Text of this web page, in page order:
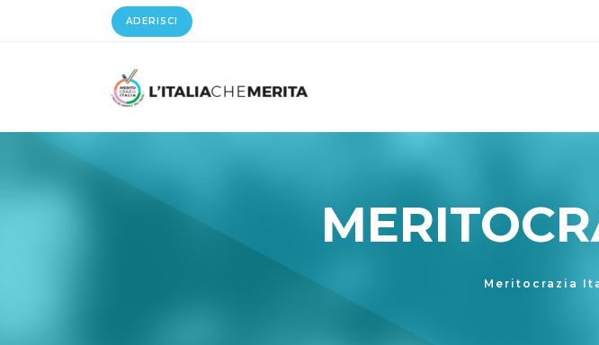
ADERISCI
Meritocrazia